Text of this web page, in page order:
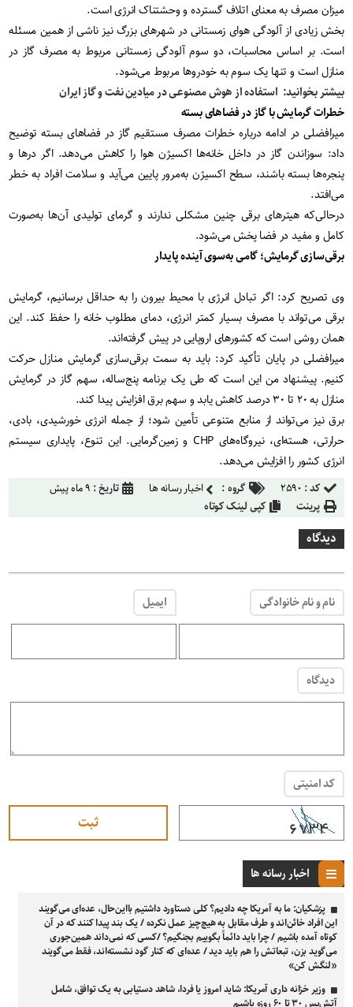
میزان مصرف به معنای اتلاف گسترده و وحشتناک انرژی است.
بخش زیادی از آلودگی هوای زمستانی در شهرهای بزرگ نیز ناشی از همین مسئله
است. بر اساس محاسبات، دو سوم آلودگی زمستانی مربوط به مصرف گاز در
منازل است و تنها یک سوم به خودروها مربوط می‌شود.
بیشتر بخوانید: استفاده از هوش مصنوعی در میادین نفت و گاز ایران
خطرات گرمایش با گاز در فضاهای بسته
میرافضلی در ادامه درباره خطرات مصرف مستقیم گاز در فضاهای بسته توضیح
داد: سوزاندن گاز در داخل خانه‌ها اکسیژن هوا را کاهش می‌دهد. اگر درها و
پنجره‌ها بسته باشند، سطح اکسیژن به‌مرور پایین می‌آید و سلامت افراد به خطر
می‌افتد.
درحالی‌که هیترهای برقی چنین مشکلی ندارند و گرمای تولیدی آن‌ها به‌صورت
کامل و مفید در فضا پخش می‌شود.
برقی‌سازی گرمایش؛ گامی به‌سوی آینده پایدار
وی تصریح کرد: اگر تبادل انرژی با محیط بیرون را به حداقل برسانیم، گرمایش
برقی می‌تواند با مصرف بسیار کمتر انرژی، دمای مطلوب خانه را حفظ کند. این
همان روشی است که کشورهای اروپایی در پیش گرفته‌اند.
میرافضلی در پایان تأکید کرد: باید به سمت برقی‌سازی گرمایش منازل حرکت
کنیم. پیشنهاد من این است که طی یک برنامه پنج‌ساله، سهم گاز در گرمایش
منازل به ۲۰ تا ۳۰ درصد کاهش یابد و سهم برق افزایش پیدا کند.
برق نیز می‌تواند از منابع متنوعی تأمین شود؛ از جمله انرژی خورشیدی، بادی،
حرارتی، هسته‌ای، نیروگاه‌های CHP و زمین‌گرمایی. این تنوع، پایداری سیستم
انرژی کشور را افزایش می‌دهد.
کد : ۲۵۹۰ گروه : اخبار رسانه ها تاریخ : ۹ ماه پیش
پرینت
کپی لینک کوتاه
دیدگاه
نام و نام خانوادگی ایمیل
دیدگاه
کد امنیتی
اخبار رسانه ها
پزشکیان: ما به آمریکا چه دادیم؟ کلی دستاورد داشتیم بااین‌حال، عده‌ای می‌گویند
این افراد خائن‌اند و طرف مقابل به هیچ‌چیز عمل نکرده / یک بند پیدا کنند که در آن
کوتاه آمده باشیم / چرا باید دائماً بگوییم بجنگیم؟ /کسی که نمی‌داند همین‌جوری
می‌گوید بزن، تبعاتش را هم باید دید / عده‌ای که کنار گود نشسته‌اند، فقط می‌گویند
«لنگش کن»
وزیر خزانه داری آمریکا: شاید امروز یا فردا، شاهد دستیابی به یک توافق، شامل
آتش‌بس ۳۰ تا ۶۰ روزه باشیم